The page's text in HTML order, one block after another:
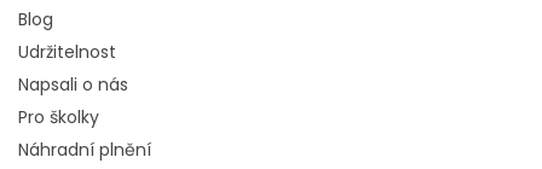
Blog
Udržitelnost
Napsali o nás
Pro školky
Náhradní plnění